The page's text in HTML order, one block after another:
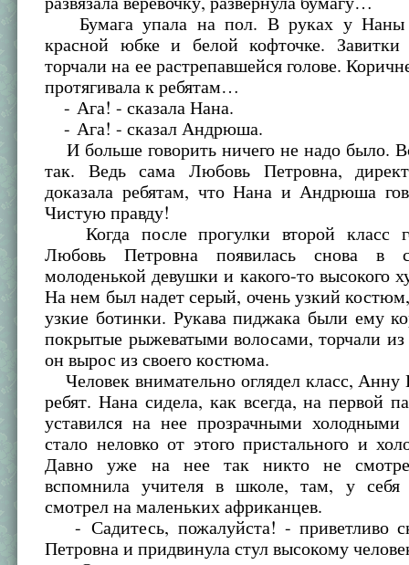
Бумага упала на пол. В руках у Наны
красной юбке и белой кофточке.
торчали на ее растрепавшейся голове.
протягивала к ребятам…
- Ага! - сказала Нана.
- Ага! - сказал Андрюша.
И больше говорить ничего не надо было.
так. Ведь сама Любовь Петровна,
доказала ребятам, что Нана и Андрюша
Чистую правду!
Когда после прогулки второй класс
Любовь Петровна появилась снова в
молоденькой девушки и какого-то высокого
На нем был надет серый, очень узкий
узкие ботинки. Рукава пиджака были ему
покрытые рыжеватыми волосами, торчали из
он вырос из своего костюма.
Человек внимательно оглядел класс, Анну
ребят. Нана сидела, как всегда, на первой
уставился на нее прозрачными холодными
стало неловко от этого пристального и
Давно уже на нее так никто не
вспомнила учителя в школе, там, у
смотрел на маленьких африканцев.
- Садитесь, пожалуйста! - приветливо
Петровна и придвинула стул высокому